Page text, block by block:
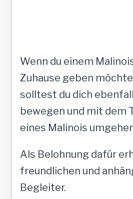
Wenn du einem
Zuhause geben
solltest du dich
bewegen und mit dem
eines Malinois
Als Belohnung dafür
freundlichen und
Begleiter.